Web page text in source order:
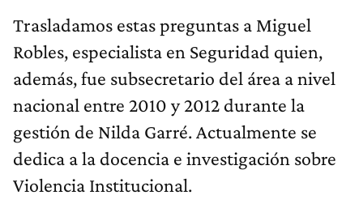
Trasladamos estas preguntas a Miguel
Robles, especialista en Seguridad quien,
además, fue subsecretario del área a nivel
nacional entre 2010 y 2012 durante la
gestión de Nilda Garré. Actualmente se
dedica a la docencia e investigación sobre
Violencia Institucional.